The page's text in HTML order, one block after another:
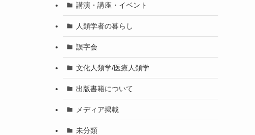
講演・講座・イベント
人類学者の暮らし
誤字会
文化人類学/医療人類学
出版書籍について
メディア掲載
未分類